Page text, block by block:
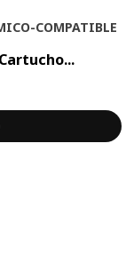
COMPATIBLE